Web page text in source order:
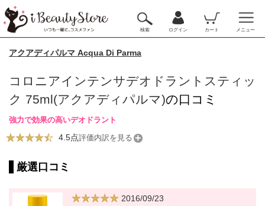
検索 ログイン カート メニュー
アクアディパルマ Acqua Di Parma
コロニアインテンサデオドラントスティッ
ク 75ml(アクアディパルマ)の口コミ
強力で効果の高いデオドラント
4.5点評価内訳を見る
厳選口コミ
2016/09/23